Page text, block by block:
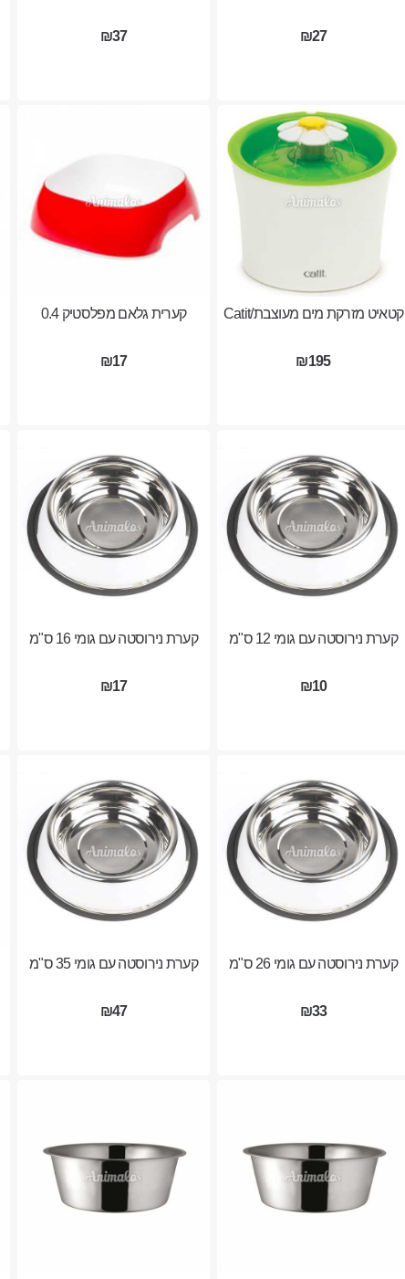
₪27
₪37
קטאיט מזרקת מים מעוצבת/Catit
₪195
קערית גלאם מפלסטיק 0.4
₪17
קערת נירוסטה עם גומי 12 ס"מ
₪10
קערת נירוסטה עם גומי 16 ס"מ
₪17
קערת נירוסטה עם גומי 26 ס"מ
₪33
קערת נירוסטה עם גומי 35 ס"מ
₪47